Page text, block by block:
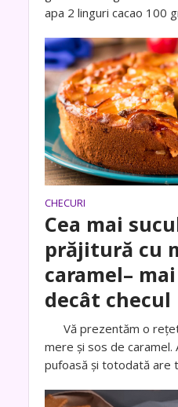
apa 2 linguri cacao 100
CHECURI
Cea mai
prăjitură cu
caramel–
decât checul
Vă prezentăm o
mere și sos de
pufoasă și totodată are